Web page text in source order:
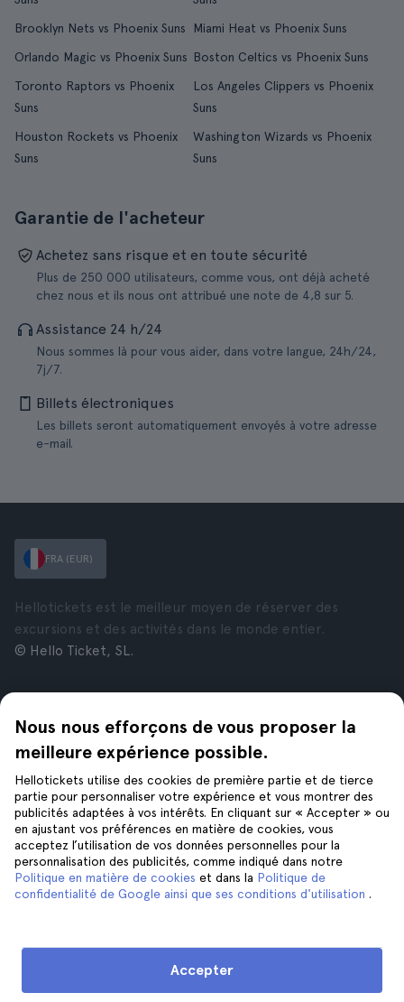
Brooklyn Nets vs Phoenix Suns
Miami Heat vs Phoenix Suns
Orlando Magic vs Phoenix Suns Boston Celtics vs Phoenix Suns
Toronto Raptors vs Phoenix
Suns
Los Angeles Clippers vs Phoenix
Suns
Houston Rockets vs Phoenix
Suns
Washington Wizards vs Phoenix
Suns
Garantie de l'acheteur
Achetez sans risque et en toute sécurité
Plus de 250 000 utilisateurs, comme vous, ont déjà acheté
chez nous et ils nous ont attribué une note de 4,8 sur 5.
Assistance 24 h/24
Nous sommes là pour vous aider, dans votre langue, 24h/24,
7j/7.
Billets électroniques
Les billets seront automatiquement envoyés à votre adresse
e-mail.
Nous nous efforçons de vous proposer la
meilleure expérience possible.
Hellotickets utilise des cookies de première partie et de tierce
partie pour personnaliser votre expérience et vous montrer des
publicités adaptées à vos intérêts. En cliquant sur « Accepter » ou
en ajustant vos préférences en matière de cookies, vous
acceptez l’utilisation de vos données personnelles pour la
personnalisation des publicités, comme indiqué dans notre
Politique en matière de cookies et dans la Politique de
confidentialité de Google ainsi que ses conditions d'utilisation .
Accepter
FRA (EUR)
Hellotickets est le meilleur moyen de réserver des
excursions et des activités dans le monde entier.
© Hello Ticket, SL.
À propos de nous
Offres d’emploi
Avis
Confidentialité
Conditions générales
Mentions Légales
Cookies
New York
Rome
Londres
Grenade
Cracovie
Tenerife
Aide